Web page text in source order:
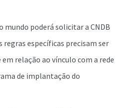
mundo poderá solicitar a CNDB
regras específicas precisam ser
relação ao vínculo com a rede
de implantação do